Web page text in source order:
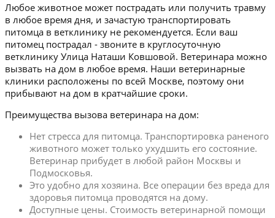
Любое животное может пострадать или получить травму
в любое время дня, и зачастую транспортировать
питомца в ветклинику не рекомендуется. Если ваш
питомец пострадал - звоните в круглосуточную
ветклинику Улица Наташи Ковшовой. Ветеринара можно
вызвать на дом в любое время. Наши ветеринарные
клиники расположены по всей Москве, поэтому они
прибывают на дом в кратчайшие сроки.
Преимущества вызова ветеринара на дом:
Нет стресса для питомца. Транспортировка раненого
животного может только ухудшить его состояние.
Ветеринар прибудет в любой район Москвы и
Подмосковья.
Это удобно для хозяина. Все операции без вреда для
здоровья питомца проводятся на дому.
Доступные цены. Стоимость ветеринарной помощи